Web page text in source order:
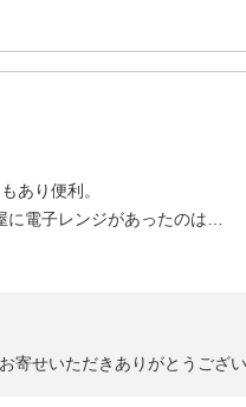
あり便利。
電子レンジがあったのは初
分なホテル。
162847?
寄せいただきありがとうござ